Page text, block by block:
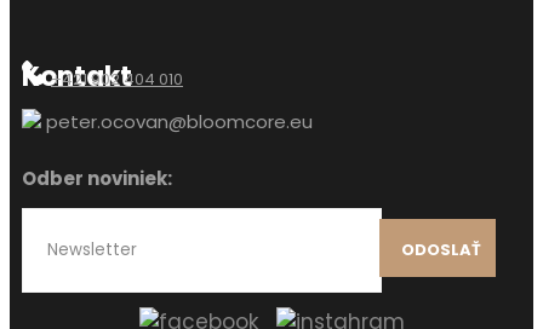
Kontakt
+421 902 404 010
peter.ocovan@bloomcore.eu
Odber noviniek:
ODOSLAŤ